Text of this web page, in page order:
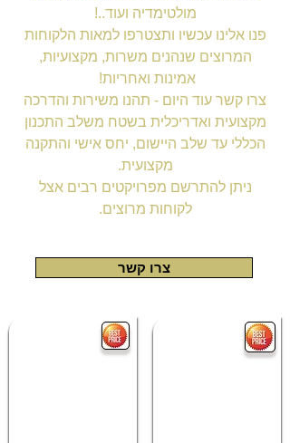
מולטימדיה ועוד..!
פנו אלינו עכשיו ותצטרפו למאות הלקוחות
המרוצים שנהנים משרות, מקצועיות,
אמינות ואחריות!
צרו קשר עוד היום - תהנו משירות והדרכה
מקצועית ואדריכלית בשטח משלב התכנון
הכללי עד שלב היישום, יחס אישי והתקנה
מקצועית.
ניתן להתרשם מפרויקטים רבים אצל
לקוחות מרוצים.
צרו קשר